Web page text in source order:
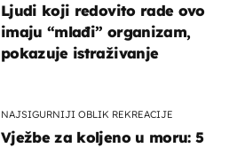
Ljudi koji redovito rade ovo
imaju “mlađi” organizam,
pokazuje istraživanje
NAJSIGURNIJI OBLIK REKREACIJE
Vježbe za koljeno u moru: 5